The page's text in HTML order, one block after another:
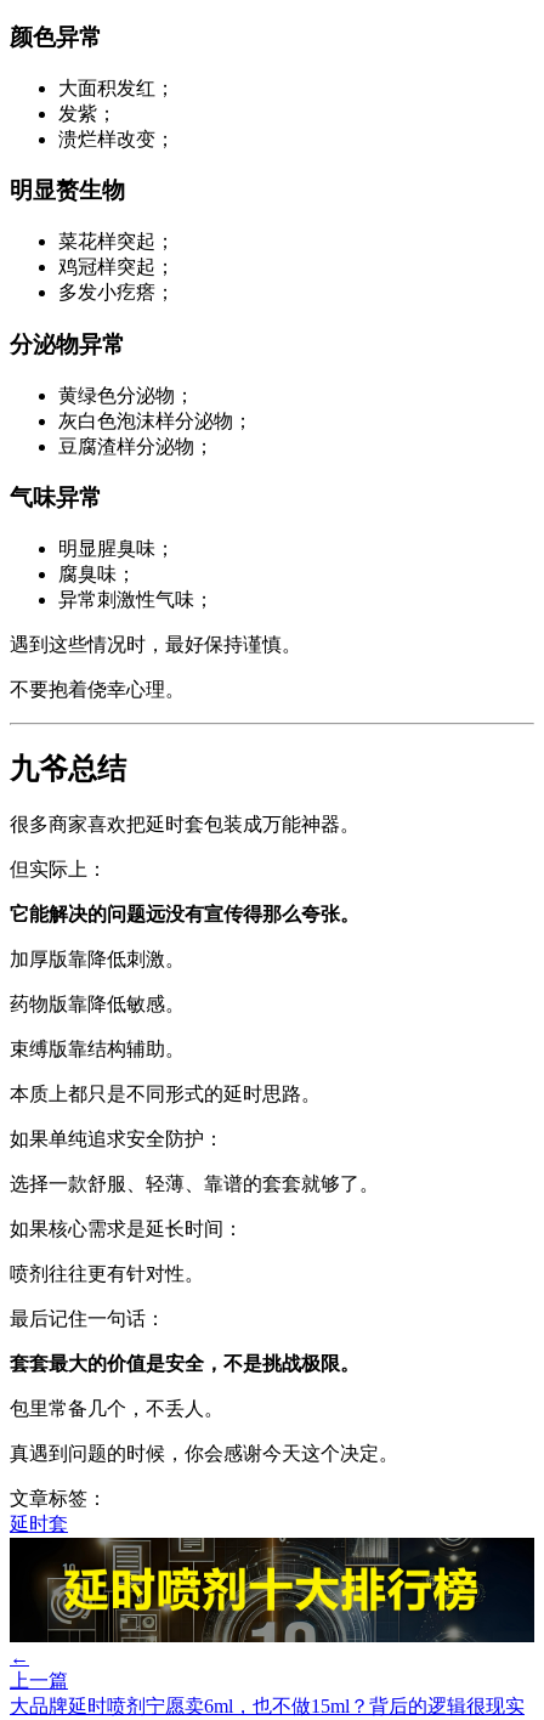
颜色异常
大面积发红；
发紫；
溃烂样改变；
明显赘生物
菜花样突起；
鸡冠样突起；
多发小疙瘩；
分泌物异常
黄绿色分泌物；
灰白色泡沫样分泌物；
豆腐渣样分泌物；
气味异常
明显腥臭味；
腐臭味；
异常刺激性气味；
遇到这些情况时，最好保持谨慎。
不要抱着侥幸心理。
九爷总结
很多商家喜欢把延时套包装成万能神器。
但实际上：
它能解决的问题远没有宣传得那么夸张。
加厚版靠降低刺激。
药物版靠降低敏感。
束缚版靠结构辅助。
本质上都只是不同形式的延时思路。
如果单纯追求安全防护：
选择一款舒服、轻薄、靠谱的套套就够了。
如果核心需求是延长时间：
喷剂往往更有针对性。
最后记住一句话：
套套最大的价值是安全，不是挑战极限。
包里常备几个，不丢人。
真遇到问题的时候，你会感谢今天这个决定。
文章标签：
延时套
←
上一篇
大品牌延时喷剂宁愿卖6ml，也不做15ml？背后的逻辑很现实